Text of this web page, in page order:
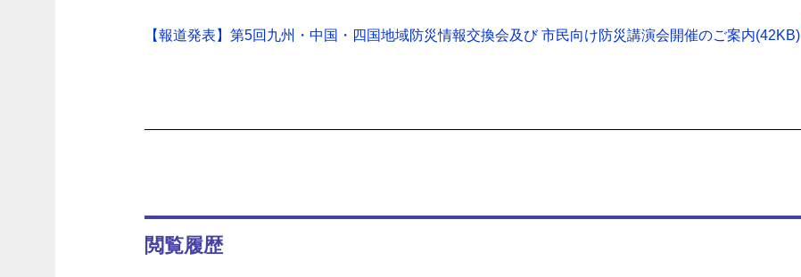
【報道発表】第5回九州・中国・四国地域防災情報交換会及び 市民向け防災講演会開催のご案内(42KB)
閲覧履歴